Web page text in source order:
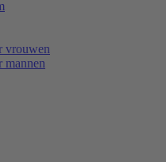
vrouwen
mannen